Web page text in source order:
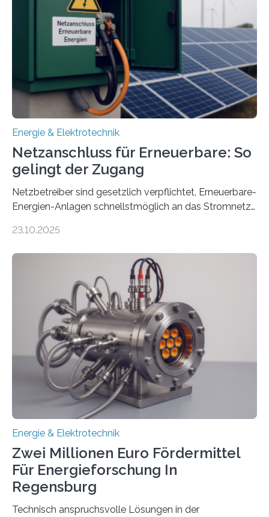
sektorübergreifend vernetzten Energiesystemen. Das
Projekt startete am 15. Oktober 2025, hat eine Laufzeit
von drei Jahren und ein Gesamtvolumen von rund 2,9
Millionen Euro, wovon 2,6 Millionen Euro durch das
Ministerium für Umwelt, Klima und…
Energie & Elektrotechnik
Netzanschluss für Erneuerbare: So
gelingt der Zugang
Netzbetreiber sind gesetzlich verpflichtet, Erneuerbare-
Energien-Anlagen schnellstmöglich an das Stromnetz
ermöglichen. Doch der dafür nötige Netzausbau hinkt
einem „Anschlussstau“. Die Stiftung
Umweltenergierecht hat den Rechtsrahmen in einem
neuen Bericht für die Praxis eingeordnet – inklusive der
Rolle von flexiblen Netzanschlussvereinbarungen. Der
Netzanschluss von Erneuerbare-Energien-Anlagen
(EE-Anlagen) ist entscheidend für die Energiewende.
Denn ohne Anschluss an das Netz kann kein Strom
eingespeist werden. Nach dem Erneuerbare-Energien-
Gesetz (EEG) sind Netzbetreiber…
23.10.2025
Energie & Elektrotechnik
Zwei Millionen Euro Fördermittel
Für Energieforschung In
Regensburg
Technisch anspruchsvolle Lösungen in der